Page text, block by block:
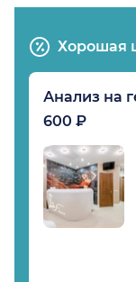
Хорошая
Анализ на
600 ₽